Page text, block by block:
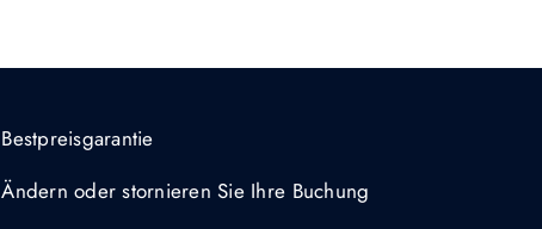
Bestpreisgarantie
Ändern oder stornieren Sie Ihre Buchung